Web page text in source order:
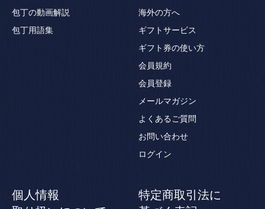
包丁の動画解説
包丁用語集
海外の方へ
ギフトサービス
ギフト券の使い方
会員規約
会員登録
メールマガジン
よくあるご質問
お問い合わせ
ログイン
個人情報
特定商取引法に